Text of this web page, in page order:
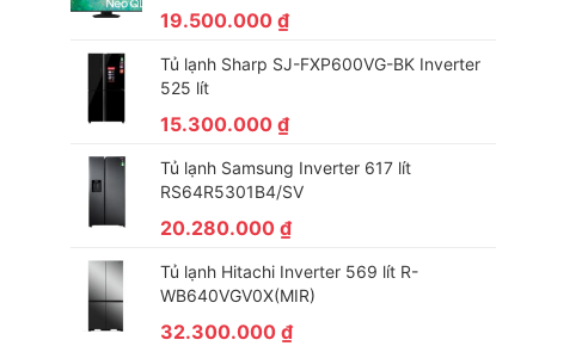
19.500.000₫
Tủ lạnh Sharp SJ-FXP600VG-BK Inverter
525 lít
15.300.000₫
Tủ lạnh Samsung Inverter 617 lít
RS64R5301B4/SV
20.280.000₫
Tủ lạnh Hitachi Inverter 569 lít R-
WB640VGV0X(MIR)
32.300.000₫